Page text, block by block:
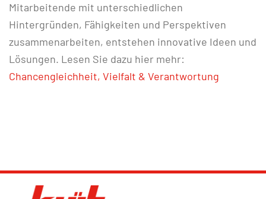
Mitarbeitende mit unterschiedlichen
Hintergründen, Fähigkeiten und Perspektiven
zusammenarbeiten, entstehen innovative Ideen und
Lösungen. Lesen Sie dazu hier mehr:
Chancengleichheit, Vielfalt & Verantwortung